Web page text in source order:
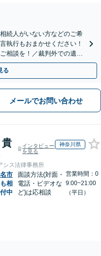
続人がいない方などのご希
執行もおまかせください！
相談を！／裁判外での遺産
る
メールでお問い合わせ
貴
インタビュー
を見る
神奈川県
シス法律事務所
市
相
中
面談方法(対面・
電話・ビデオな
ど)は応相談
営業時間：0
9:00~21:00
（平日）